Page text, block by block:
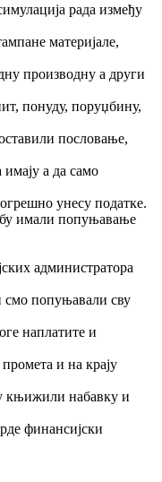
рада између
материјале,
производну а други
понуду, поруџбину,
пословање,
а да само
унесу податке.
имали попуњавање
администратора
смо попуњавали сву
наплатите и
и на крају
књижили набавку и
финансијски